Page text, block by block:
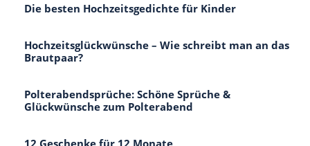
Die besten Hochzeitsgedichte für Kinder
Hochzeitsglückwünsche – Wie schreibt man an das
Brautpaar?
Polterabendsprüche: Schöne Sprüche &
Glückwünsche zum Polterabend
12 Geschenke für 12 Monate